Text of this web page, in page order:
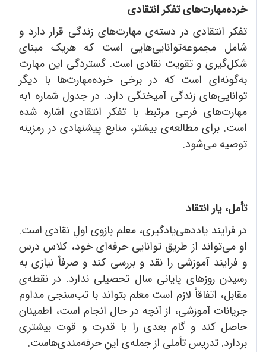
خرده‌مهارت‌های تفکر انتقادی
تفکر انتقادی در دسته‌ی مهارت‌های زندگی قرار دارد و
شامل مجموعه‌توانایی‌هایی است که هریک مبنای
شکل‌گیری و تقویت نقادی است. گستردگی این مهارت
به‌گونه‌ای است که در برخی خرده‌مهارت‌ها با دیگر
توانایی‌های زندگی آمیختگی دارد. در جدول شماره 1به
مهارت‌های فرعی مرتبط با تفکر انتقادی اشاره شده
است. برای مطالعه‌ی بیشتر، منابع پیشنهادی در رمزینه
توصیه می‌شود.
تأمل، یار انتقاد
در فرایند یاددهی‌یادگیری، معلم بازوی اولِ نقادی است.
او می‌تواند از طریق توانایی حرفه‌ای خود، کلاس درس
و فرایند آموزشی را نقد و بررسی کند و صرفاْ نیازی به
رسیدن روزهای پایانی سال تحصیلی ندارد. در نقطه‌ی
مقابل، اتفاقاْ لازم است معلم بتواند با تب‌سنجی مداوم
جریانات آموزشی، از آنچه در حال انجام است، اطمینان
حاصل کند و گام بعدی را با قدرت و قوت بیشتری
بردارد. تدریس تأملی از جمله‌ی این حرفه‌مندی‌هاست.